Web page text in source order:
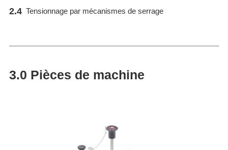
2.4 Tensionnage par mécanismes de serrage
3.0 Pièces de machine